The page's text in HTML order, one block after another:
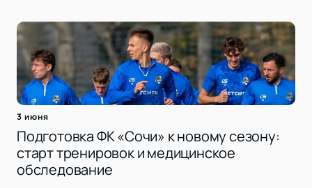
3 июня
Подготовка ФК «Сочи» к новому сезону:
старт тренировок и медицинское
обследование